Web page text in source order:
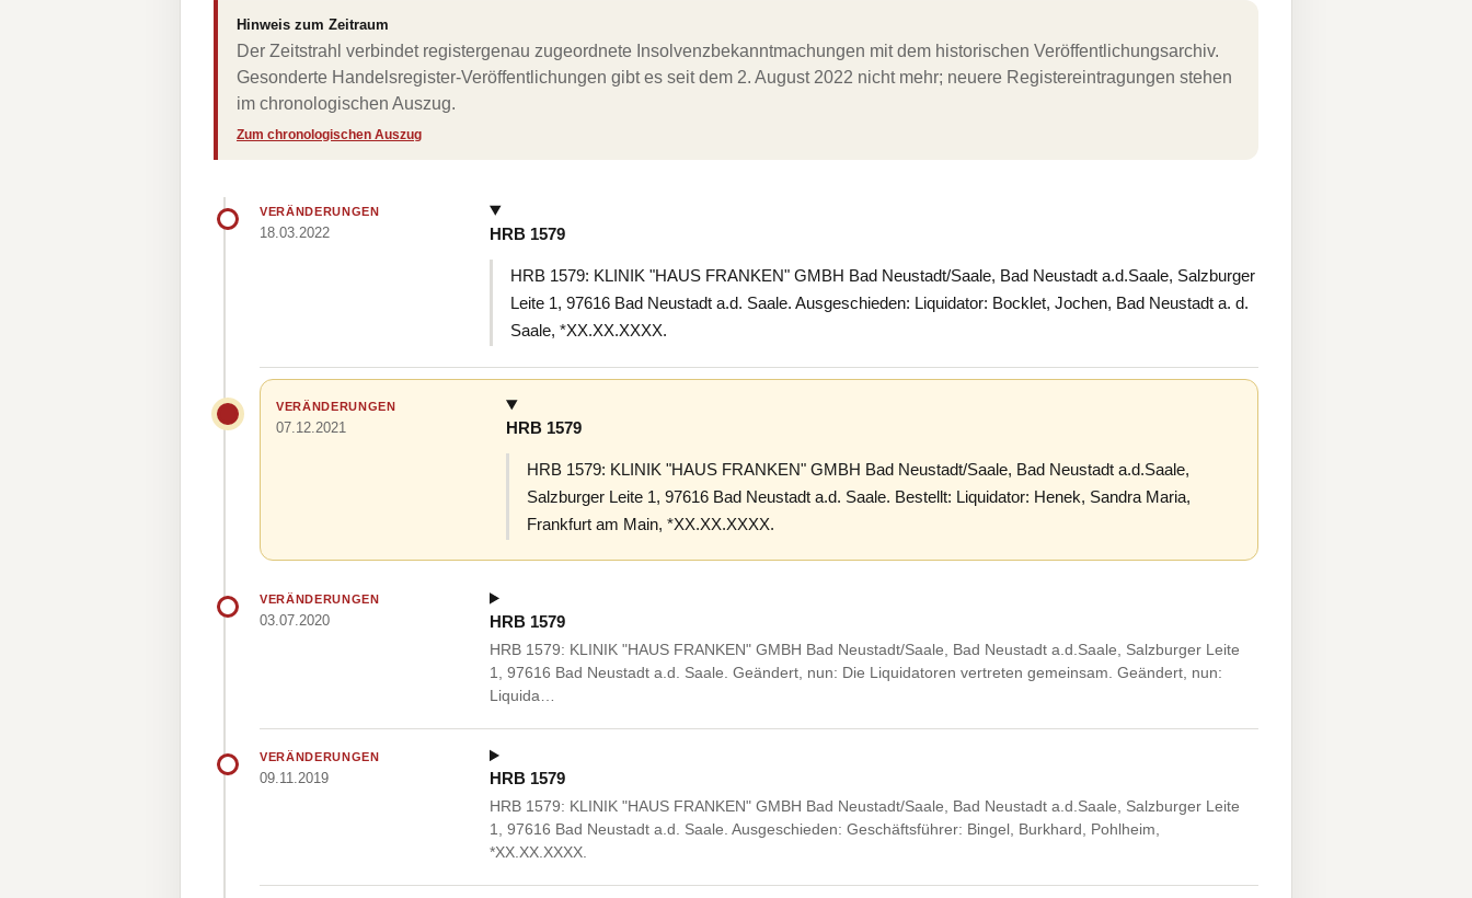
Hinweis zum Zeitraum
Der Zeitstrahl verbindet registergenau zugeordnete Insolvenzbekanntmachungen mit dem historischen Veröffentlichungsarchiv.
Gesonderte Handelsregister-Veröffentlichungen gibt es seit dem 2. August 2022 nicht mehr; neuere Registereintragungen stehen
im chronologischen Auszug.
Zum chronologischen Auszug
VERÄNDERUNGEN
18.03.2022 HRB 1579
HRB 1579: KLINIK "HAUS FRANKEN" GMBH Bad Neustadt/Saale, Bad Neustadt a.d.Saale, Salzburger
Leite 1, 97616 Bad Neustadt a.d. Saale. Ausgeschieden: Liquidator: Bocklet, Jochen, Bad Neustadt a. d.
Saale, *XX.XX.XXXX.
VERÄNDERUNGEN
07.12.2021 HRB 1579
HRB 1579: KLINIK "HAUS FRANKEN" GMBH Bad Neustadt/Saale, Bad Neustadt a.d.Saale,
Salzburger Leite 1, 97616 Bad Neustadt a.d. Saale. Bestellt: Liquidator: Henek, Sandra Maria,
Frankfurt am Main, *XX.XX.XXXX.
VERÄNDERUNGEN
03.07.2020 HRB 1579
HRB 1579: KLINIK "HAUS FRANKEN" GMBH Bad Neustadt/Saale, Bad Neustadt a.d.Saale, Salzburger Leite
1, 97616 Bad Neustadt a.d. Saale. Geändert, nun: Die Liquidatoren vertreten gemeinsam. Geändert, nun:
Liquida…
VERÄNDERUNGEN
09.11.2019 HRB 1579
HRB 1579: KLINIK "HAUS FRANKEN" GMBH Bad Neustadt/Saale, Bad Neustadt a.d.Saale, Salzburger Leite
1, 97616 Bad Neustadt a.d. Saale. Ausgeschieden: Geschäftsführer: Bingel, Burkhard, Pohlheim,
*XX.XX.XXXX.